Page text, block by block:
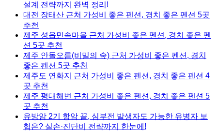
설계 전략까지 완벽 정리!
대전 장태산 근처 가성비 좋은 펜션, 경치 좋은 펜션 5곳
추천
제주 성읍민속마을 근처 가성비 좋은 펜션, 경치 좋은 펜
션 5곳 추천
제주 안돌오름(비밀의 숲) 근처 가성비 좋은 펜션, 경치
좋은 펜션 5곳 추천
제주도 연화지 근처 가성비 좋은 펜션, 경치 좋은 펜션 4
곳 추천
제주 평대해변 근처 가성비 좋은 펜션, 경치 좋은 펜션 5
곳 추천
유방암 2기 항암 끝, 심부전 발생자도 가능한 유병자 보
험은? 실손·진단비 전략까지 한눈에!